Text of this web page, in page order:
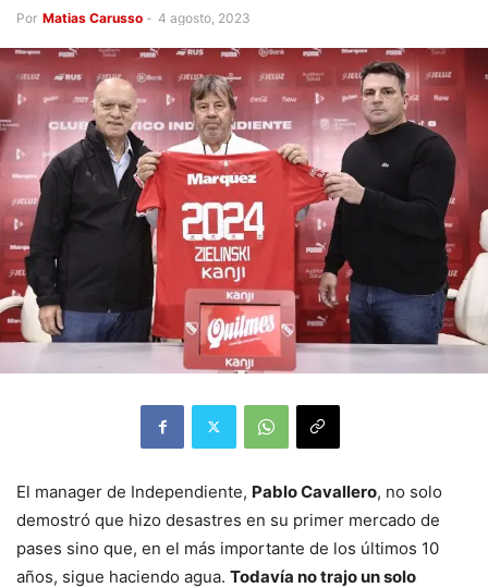
Por Matias Carusso - 4 agosto, 2023
El manager de Independiente, Pablo Cavallero, no solo
demostró que hizo desastres en su primer mercado de
pases sino que, en el más importante de los últimos 10
años, sigue haciendo agua. Todavía no trajo un solo